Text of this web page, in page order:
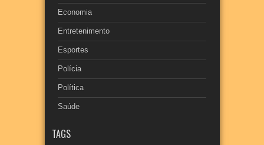
Economia
Entretenimento
Esportes
Polícia
Política
Saúde
TAGS